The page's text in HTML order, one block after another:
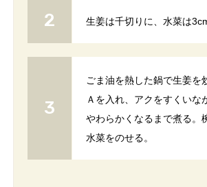
生姜は千切りに、水菜は
ごま油を熱した鍋で生姜を
Ａを入れ、アクをすくいな
やわらかくなるまで煮る。
水菜をのせる。